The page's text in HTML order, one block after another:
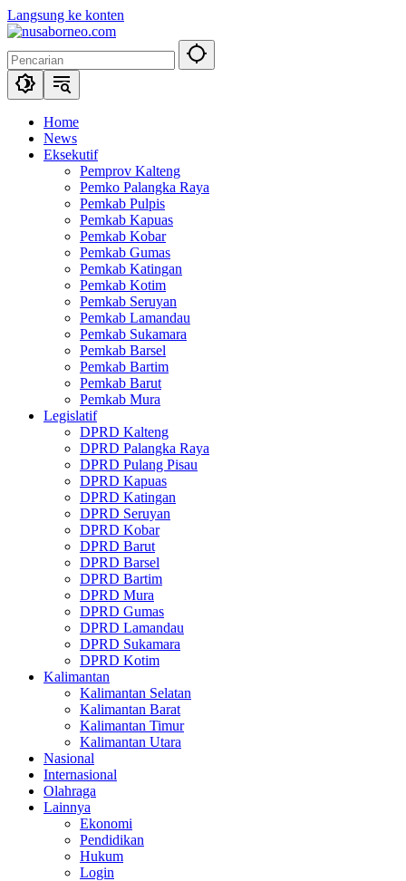
Langsung ke konten
Home
News
Eksekutif
Pemprov Kalteng
Pemko Palangka Raya
Pemkab Pulpis
Pemkab Kapuas
Pemkab Kobar
Pemkab Gumas
Pemkab Katingan
Pemkab Kotim
Pemkab Seruyan
Pemkab Lamandau
Pemkab Sukamara
Pemkab Barsel
Pemkab Bartim
Pemkab Barut
Pemkab Mura
Legislatif
DPRD Kalteng
DPRD Palangka Raya
DPRD Pulang Pisau
DPRD Kapuas
DPRD Katingan
DPRD Seruyan
DPRD Kobar
DPRD Barut
DPRD Barsel
DPRD Bartim
DPRD Mura
DPRD Gumas
DPRD Lamandau
DPRD Sukamara
DPRD Kotim
Kalimantan
Kalimantan Selatan
Kalimantan Barat
Kalimantan Timur
Kalimantan Utara
Nasional
Internasional
Olahraga
Lainnya
Ekonomi
Pendidikan
Hukum
Login